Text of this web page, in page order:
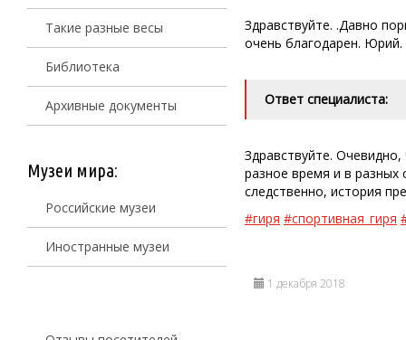
Такие разные весы
Библиотека
Архивные документы
Музеи мира:
Российские музеи
Иностранные музеи
Здравствуйте. .Давно
очень благодарен. Юрий.
Ответ специалиста:
Здравствуйте.
разное время и в
следственно, история
#гиря #спортивная_гиря
1 декабря 2018